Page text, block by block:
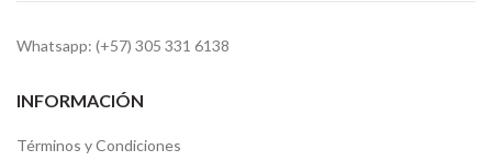
Whatsapp: (+57) 305 331 6138
INFORMACIÓN
Términos y Condiciones